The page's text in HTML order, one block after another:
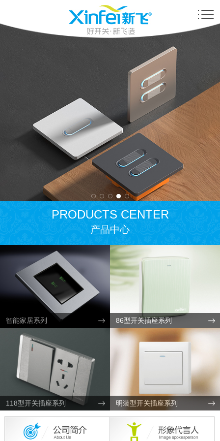
PRODUCTS CENTER
产品中心
智能家居系列 86型开关插座系列
118型开关插座系列 明装型开关插座系列